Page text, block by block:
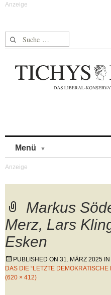
Suche nach:
Menü
Markus
Merz, Lars
Esken
PUBLISHED ON 31. MÄRZ 2025 IN
DAS DIE “LETZTE DEMOKRATISCHE
(620 × 412)